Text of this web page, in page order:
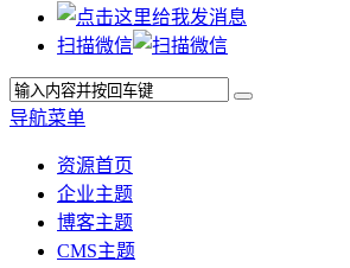
扫描微信
导航菜单
资源首页
企业主题
博客主题
CMS主题